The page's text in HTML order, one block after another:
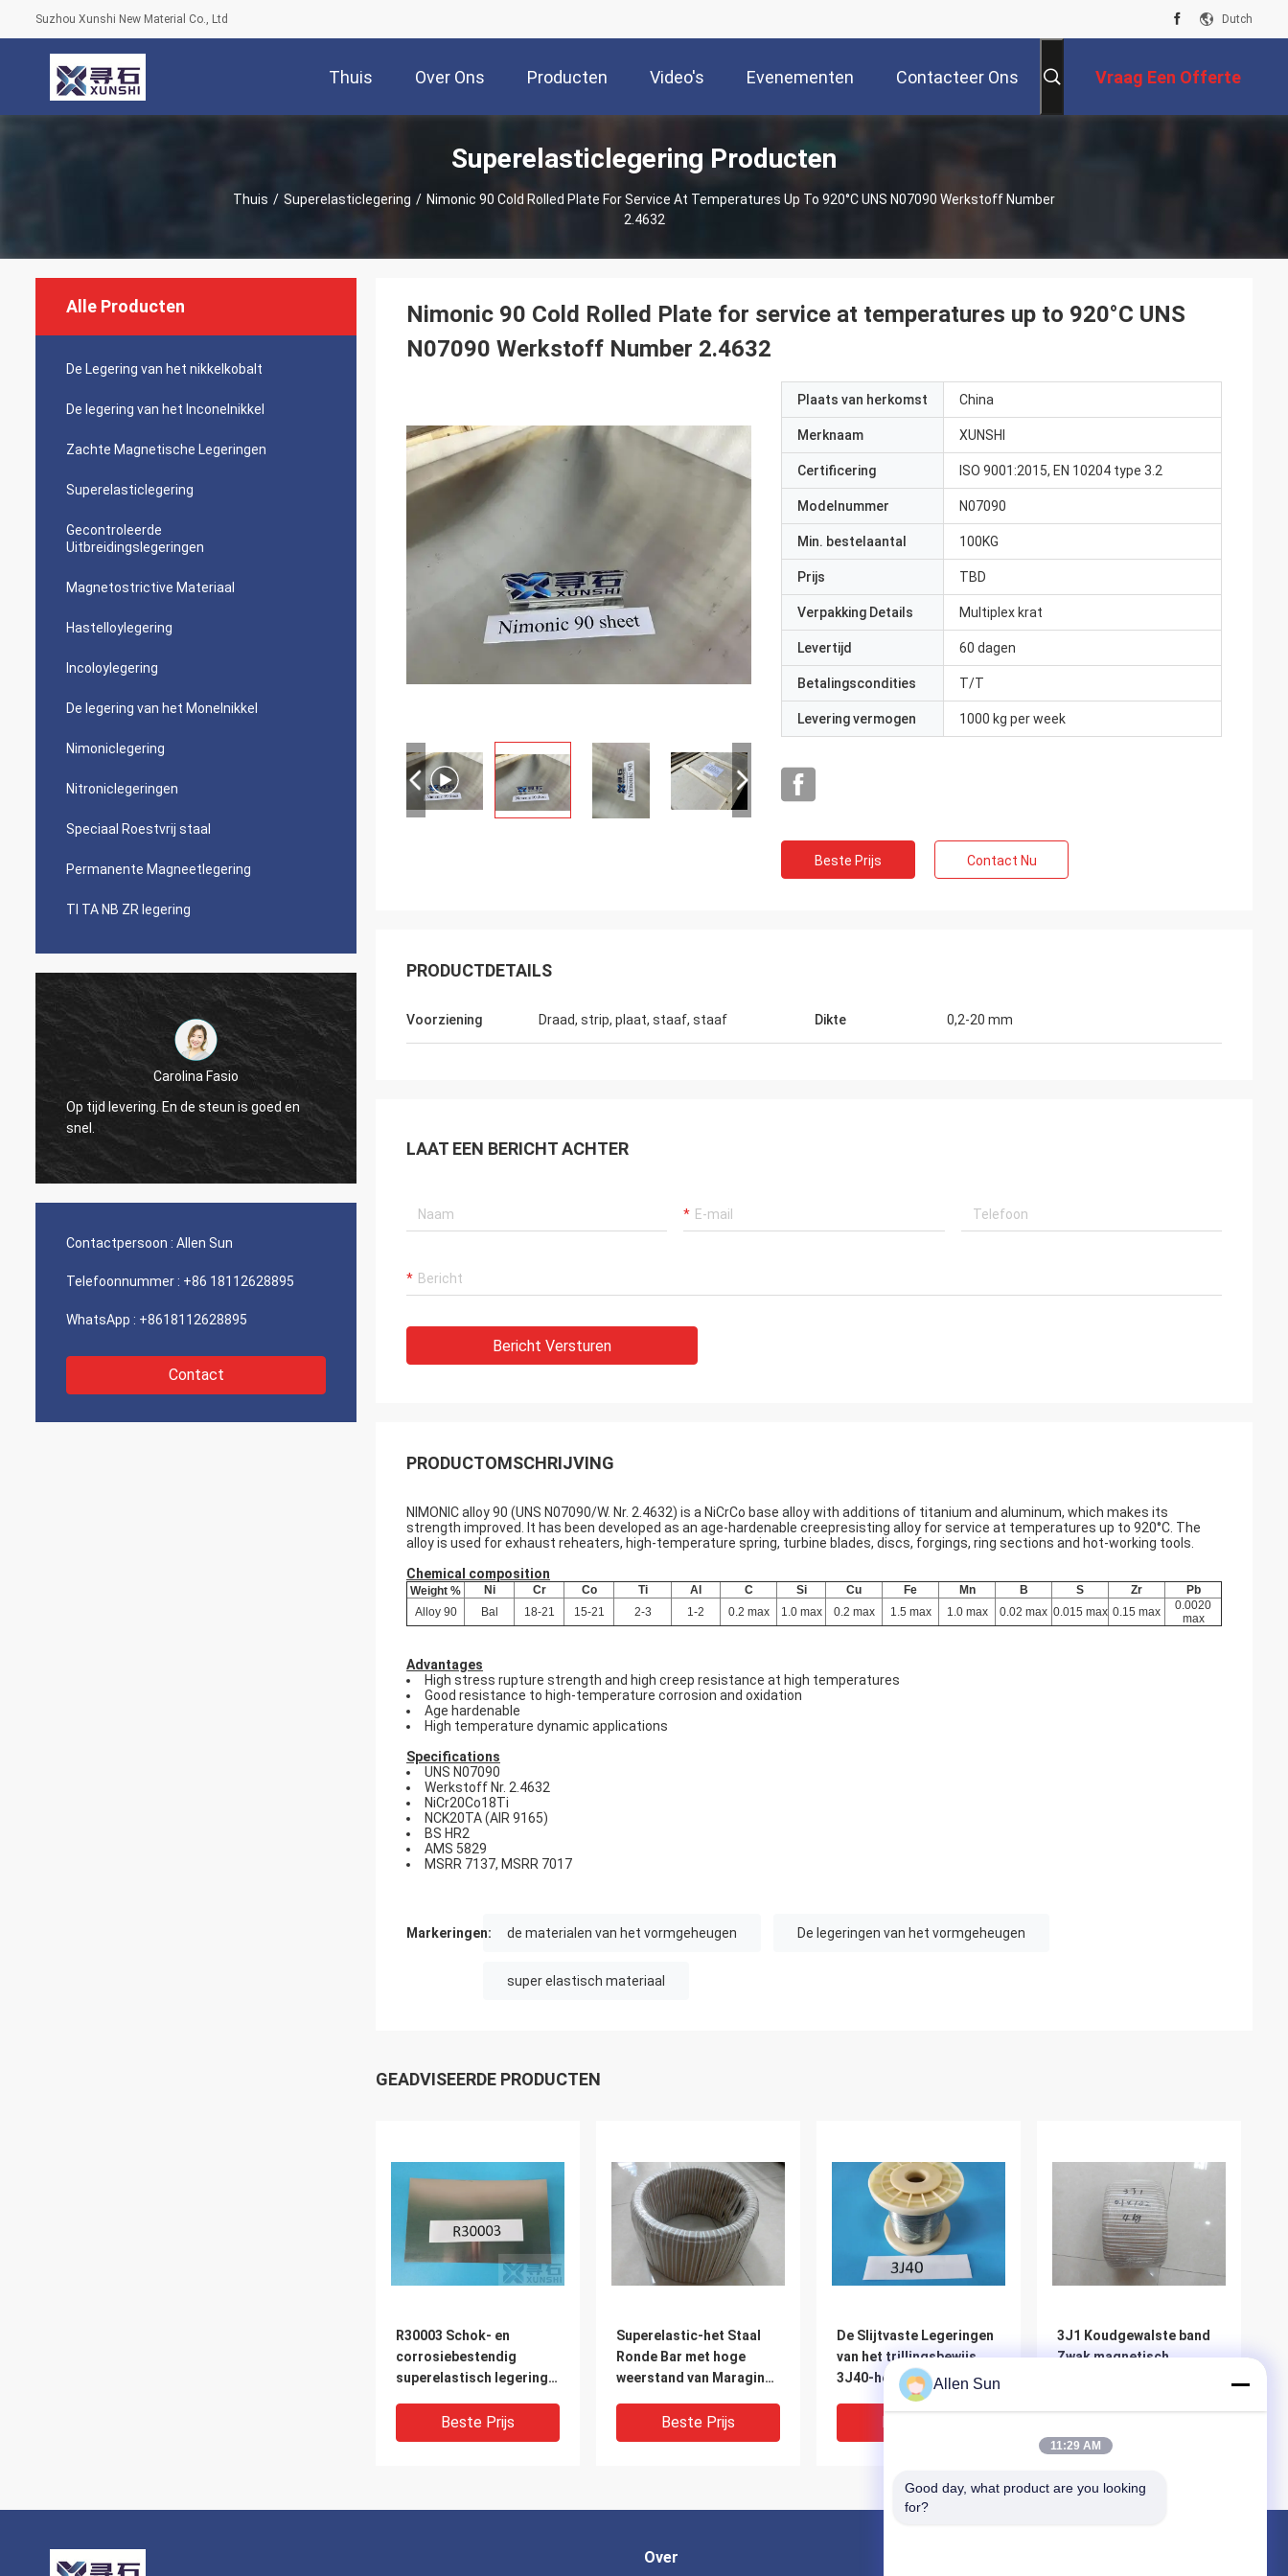
Suzhou Xunshi New Material Co., Ltd Dutch
Thuis Over Ons Producten Video's Evenementen Contacteer Ons Vraag Een Offerte
Superelasticlegering Producten
Thuis / Superelasticlegering / Nimonic 90 Cold Rolled Plate For Service At Temperatures Up To 920°C UNS N07090 Werkstoff Number
2.4632
Alle Producten
De Legering van het nikkelkobalt
De legering van het Inconelnikkel
Zachte Magnetische Legeringen
Superelasticlegering
Gecontroleerde
Uitbreidingslegeringen
Magnetostrictive Materiaal
Hastelloylegering
Incoloylegering
De legering van het Monelnikkel
Nimoniclegering
Nitroniclegeringen
Speciaal Roestvrij staal
Permanente Magneetlegering
TI TA NB ZR legering
Carolina Fasio
Op tijd levering. En de steun is goed en
snel.
Contactpersoon : Allen Sun
Telefoonnummer : +86 18112628895
WhatsApp : +8618112628895
Contact
Nimonic 90 Cold Rolled Plate for service at temperatures up to 920°C UNS
N07090 Werkstoff Number 2.4632
Plaats van herkomst China
Merknaam XUNSHI
Certificering ISO 9001:2015, EN 10204 type 3.2
Modelnummer N07090
Min. bestelaantal 100KG
Prijs TBD
Verpakking Details Multiplex krat
Levertijd 60 dagen
Betalingscondities T/T
Levering vermogen 1000 kg per week
Beste Prijs Contact Nu
PRODUCTDETAILS
Voorziening Draad, strip, plaat, staaf, staaf Dikte 0,2-20 mm
LAAT EEN BERICHT ACHTER
Bericht Versturen
PRODUCTOMSCHRIJVING
NIMONIC alloy 90 (UNS N07090/W. Nr. 2.4632) is a NiCrCo base alloy with additions of titanium and aluminum, which makes its
strength improved. It has been developed as an age-hardenable creepresisting alloy for service at temperatures up to 920°C. The
alloy is used for exhaust reheaters, high-temperature spring, turbine blades, discs, forgings, ring sections and hot-working tools.
Chemical composition
Weight % Ni Cr Co Ti Al C Si Cu Fe Mn B S Zr
Pb
Alloy 90
Bal 18-21 15-21 2-3 1-2 0.2 max 1.0 max 0.2 max 1.5 max 1.0 max 0.02 max 0.015 max 0.15 max
0.0020
max
Advantages
High stress rupture strength and high creep resistance at high temperatures
Good resistance to high-temperature corrosion and oxidation
Age hardenable
High temperature dynamic applications
Specifications
UNS N07090
Werkstoff Nr. 2.4632
NiCr20Co18Ti
NCK20TA (AIR 9165)
BS HR2
AMS 5829
MSRR 7137, MSRR 7017
Markeringen: de materialen van het vormgeheugen De legeringen van het vormgeheugen
super elastisch materiaal
GEADVISEERDE PRODUCTEN
R30003 Schok- en
corrosiebestendig
superelastisch legering
Beste Prijs
Superelastic-het Staal
Ronde Bar met hoge
weerstand van Maraging
Hoge Elasticiteit
Beste Prijs
De Slijtvaste Legeringen
van het trillingsbewijs,
3J40-het Super
Elastische Materiaal van
het Ascentrum
Beste Prijs
3J1 Koudgewalste band
Zwak magnetisch
Over
Allen Sun
11:29 AM
Good day, what product are you looking
for?